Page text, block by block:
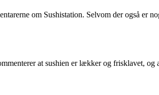
om Sushistation. Selvom der også er
at sushien er lækker og frisklavet,